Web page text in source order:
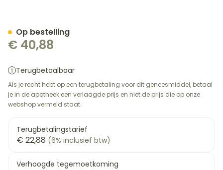
€ 40,88
Terugbetaalbaar
Als je recht hebt op een terugbetaling voor dit geneesmiddel, betaal
je in de apotheek een verlaagde prijs en niet de prijs die op onze
webshop vermeld staat.
Terugbetalingstarief
€ 22,88 (6% inclusief btw)
Verhoogde tegemoetkoming
Op bestelling